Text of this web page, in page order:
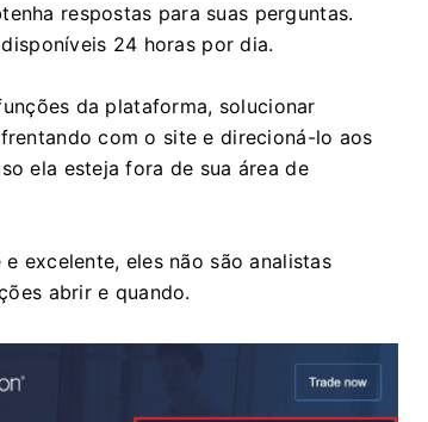
respostas para suas perguntas.
24 horas por dia.
da plataforma, solucionar
com o site e direcioná-lo aos
ela esteja fora de sua área de
excelente, eles não são analistas
abrir e quando.